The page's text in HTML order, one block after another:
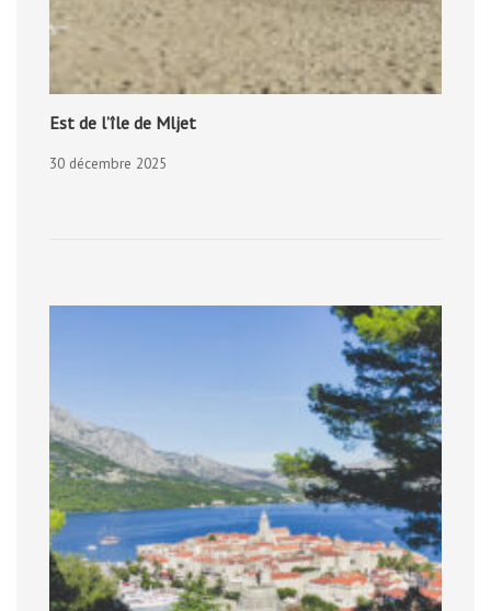
Est de l’île de Mljet
30 décembre 2025